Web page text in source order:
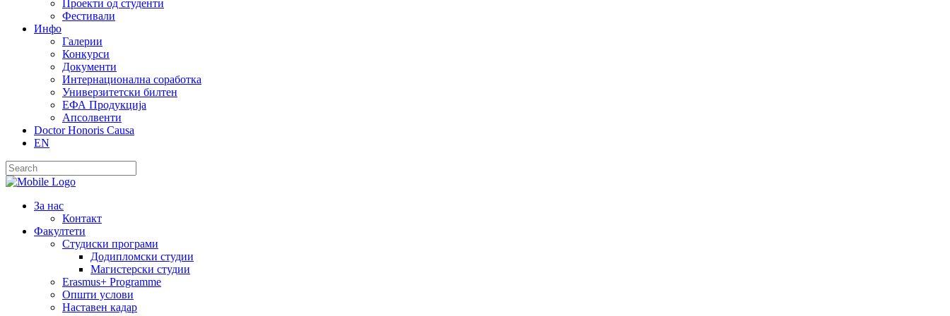
Проекти од студенти
Фестивали
Инфо
Галерии
Конкурси
Документи
Интернационална соработка
Универзитетски билтен
ЕФА Продукција
Апсолвенти
Doctor Honoris Causa
EN
За нас
Контакт
Факултети
Студиски програми
Додипломски студии
Магистерски студии
Erasmus+ Programme
Општи услови
Наставен кадар